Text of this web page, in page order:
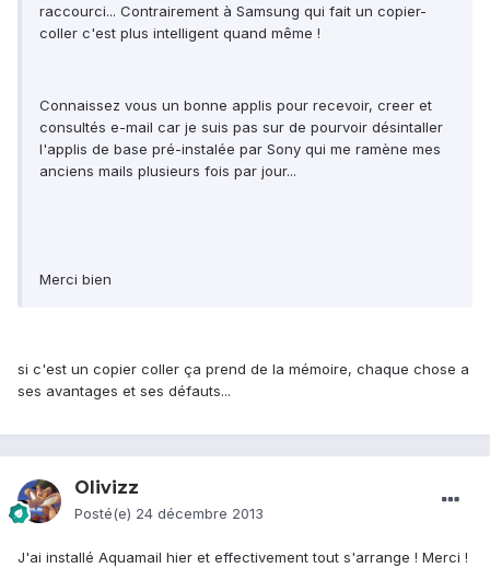
raccourci... Contrairement à Samsung qui fait un copier-
coller c'est plus intelligent quand même !
Connaissez vous un bonne applis pour recevoir, creer et
consultés e-mail car je suis pas sur de pourvoir désintaller
l'applis de base pré-instalée par Sony qui me ramène mes
anciens mails plusieurs fois par jour...
Merci bien
si c'est un copier coller ça prend de la mémoire, chaque chose a
ses avantages et ses défauts...
Olivizz
Posté(e) 24 décembre 2013
J'ai installé Aquamail hier et effectivement tout s'arrange ! Merci !